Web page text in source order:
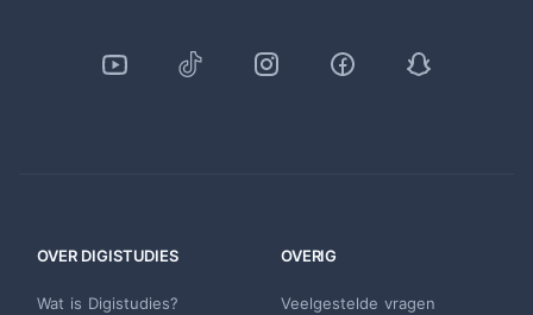
OVER DIGISTUDIES
Wat is Digistudies?
OVERIG
Veelgestelde vragen